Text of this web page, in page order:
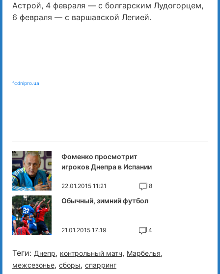
Астрой, 4 февраля — с болгарским Лудогорцем,
6 февраля — с варшавской Легией.
fcdnipro.ua
Фоменко просмотрит
игроков Днепра в Испании
22.01.2015 11:21 8
Обычный, зимний футбол
21.01.2015 17:19 4
Теги: Днепр, контрольный матч, Марбелья,
межсезонье, сборы, спарринг